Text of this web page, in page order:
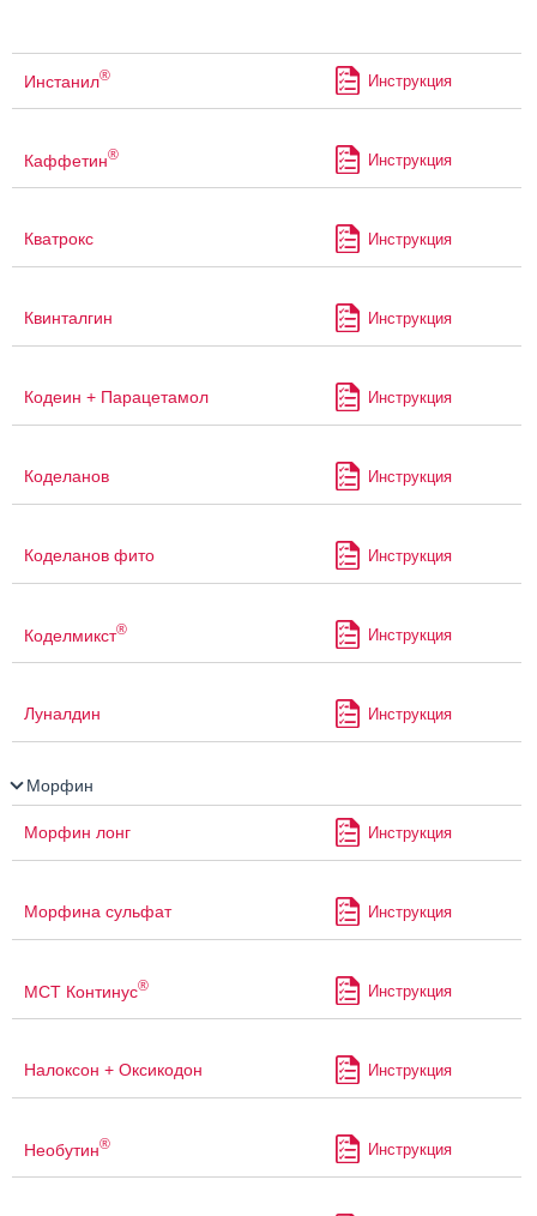
Инстанил® Инструкция
Каффетин® Инструкция
Кватрокс Инструкция
Квинталгин Инструкция
Кодеин + Парацетамол Инструкция
Коделанов Инструкция
Коделанов фито Инструкция
Коделмикст® Инструкция
Луналдин Инструкция
Морфин
Морфин лонг Инструкция
Морфина сульфат Инструкция
МСТ Континус® Инструкция
Налоксон + Оксикодон Инструкция
Необутин® Инструкция